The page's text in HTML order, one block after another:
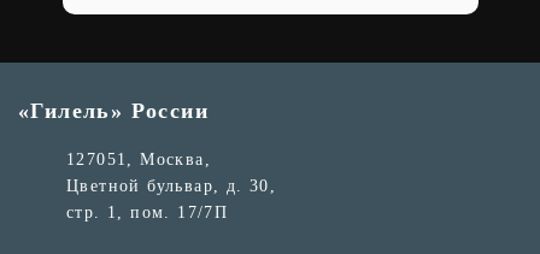
«Гилель» России
127051, Москва,
Цветной бульвар, д. 30,
стр. 1, пом. 17/7П